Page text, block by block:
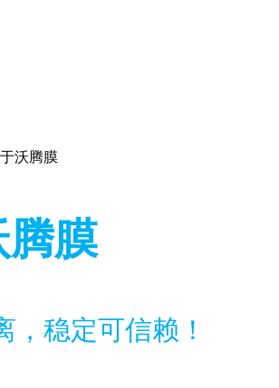
腾膜
，稳定可信赖！